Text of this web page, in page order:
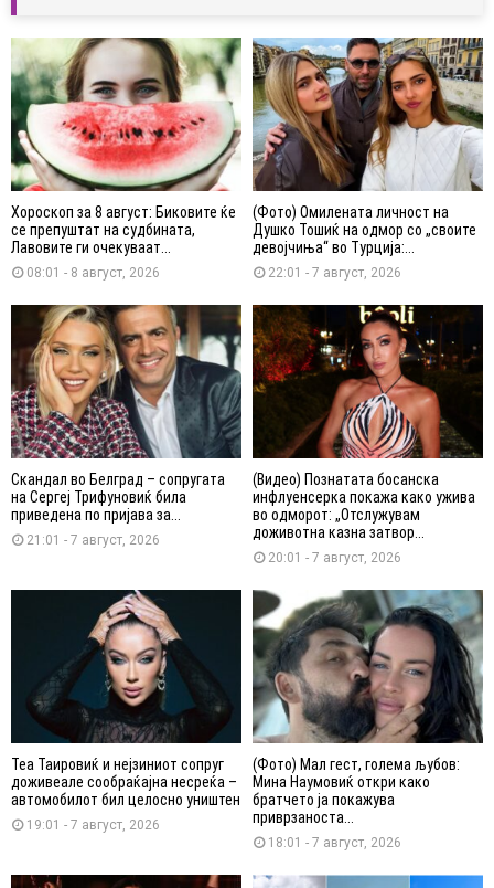
Хороскоп за 8 август: Биковите ќе
се препуштат на судбината,
Лавовите ги очекуваат...
08:01 - 8 август, 2026
(Фото) Омилената личност на
Душко Тошиќ на одмор со „своите
девојчиња“ во Турција:...
22:01 - 7 август, 2026
Скандал во Белград – сопругата
на Сергеј Трифуновиќ била
приведена по пријава за...
21:01 - 7 август, 2026
(Видео) Познатата босанска
инфлуенсерка покажа како ужива
во одморот: „Отслужувам
доживотна казна затвор...
20:01 - 7 август, 2026
Теа Таировиќ и нејзиниот сопруг
доживеале сообраќајна несреќа –
автомобилот бил целосно уништен
19:01 - 7 август, 2026
(Фото) Мал гест, голема љубов:
Мина Наумовиќ откри како
братчето ја покажува
приврзаноста...
18:01 - 7 август, 2026